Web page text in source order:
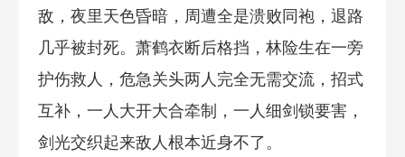
敌，夜里天色昏暗，周遭全是溃败同袍，退路
几乎被封死。萧鹤衣断后格挡，林险生在一旁
护伤救人，危急关头两人完全无需交流，招式
互补，一人大开大合牵制，一人细剑锁要害，
剑光交织起来敌人根本近身不了。